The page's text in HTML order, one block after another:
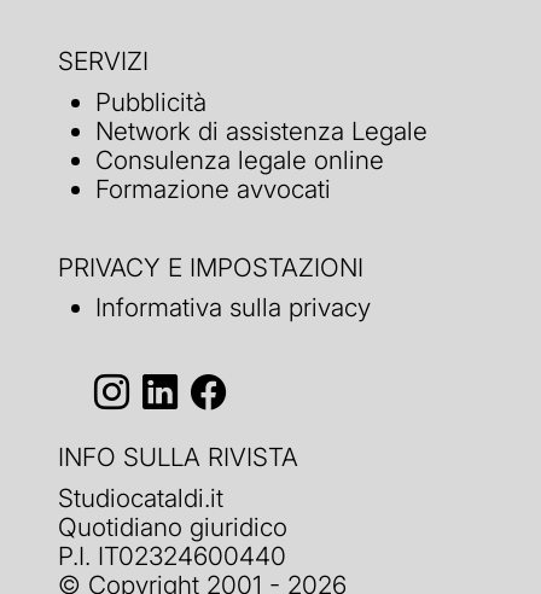
SERVIZI
Pubblicità
Network di assistenza Legale
Consulenza legale online
Formazione avvocati
PRIVACY E IMPOSTAZIONI
Informativa sulla privacy
INFO SULLA RIVISTA
Studiocataldi.it
Quotidiano giuridico
P.I. IT02324600440
© Copyright 2001 - 2026